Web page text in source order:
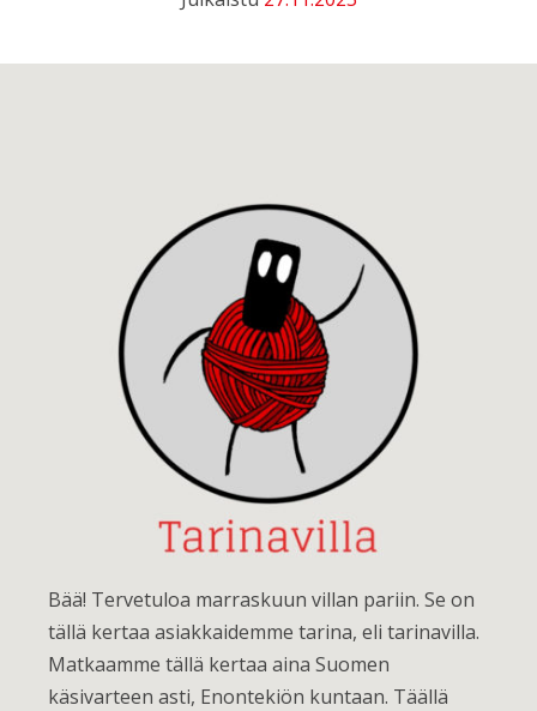
Bää! Tervetuloa marraskuun villan pariin. Se on
tällä kertaa asiakkaidemme tarina, eli tarinavilla.
Matkaamme tällä kertaa aina Suomen
käsivarteen asti, Enontekiön kuntaan. Täällä